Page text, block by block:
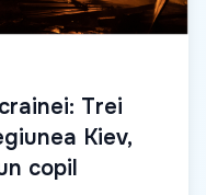
Trei
Kiev,
copil